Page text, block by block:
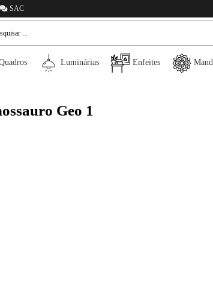
SAC
Luminárias Enfeites
Geo 1